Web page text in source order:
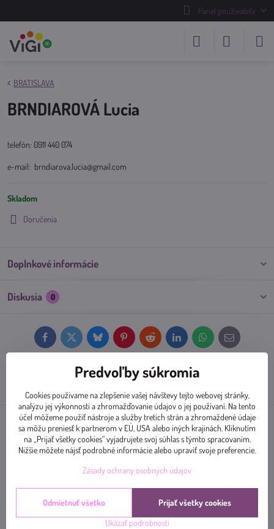
Panel používateľa
BRATISLAVA
BRNDIAROVÁ Lucia
telefón: 0911 440 074
e-mail: brndiarova.lucia@gmail.com
Skladom
Doručenia
Doplnkové informácie
Diskusia 0
FacebookTwitter BlueskyPinterestReddit LinkedInWhatsApp
E-
mail
Predchádzajúci produkt Nasledujúci produkt
Predvoľby súkromia
Cookies používame na zlepšenie vašej návštevy tejto webovej stránky,
analýzu jej výkonnosti a zhromažďovanie údajov o jej používaní. Na tento
účel môžeme použiť nástroje a služby tretích strán a zhromaždené údaje
sa môžu preniesť k partnerom v EÚ, USA alebo iných krajinách. Kliknutím
na „Prijať všetky cookies“ vyjadrujete svoj súhlas s týmto spracovaním.
Nižšie môžete nájsť podrobné informácie alebo upraviť svoje preferencie.
Zásady ochrany osobných údajov
Ukázať podrobnosti
Prijať všetky cookies
Odmietnuť všetko